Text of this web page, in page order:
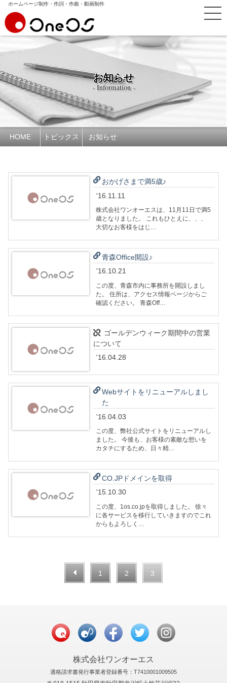
ホームページ制作・作詞・作曲・動画制作
お知らせ
- Information -
HOME トピックス お知らせ
おかげさまで満5歳♪
'16.11.11
株式会社ワンオーエスは、11月11日で満5
歳となりました。 これもひとえに、、、
大切なお客様をはじ…
青森Office開設♪
'16.10.21
この度、青森市内に事務所を開設しまし
た。 住所は、アクセス情報ページからご
確認ください。 青森Off…
ゴールデンウィーク期間中の営業
について
'16.04.28
Webサイトをリニューアルしまし
た
'16.04.03
この度、弊社公式サイトをリニューアルし
ました。 今後も、お客様の素敵な想いを
カタチにするため、日々精…
CO.JPドメインを取得
'15.10.30
この度、1os.co.jpを取得しました。 徐々
に各サービスを移行していきますのでこれ
からもよろしく…
1 2 3
株式会社ワンオーエス
適格請求書発行事業者登録番号：T7410001009505